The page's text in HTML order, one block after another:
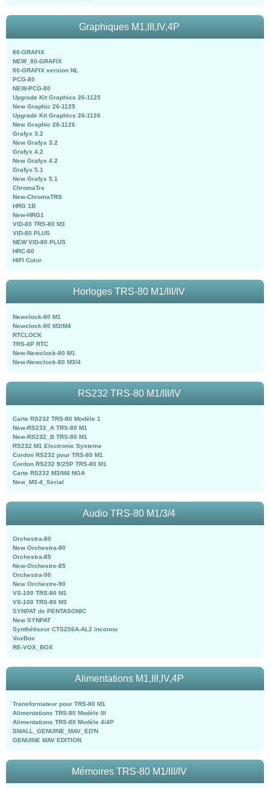
Graphiques M1,III,IV,4P
80-GRAFIX
NEW_80-GRAFIX
80-GRAFIX version NL
PCG-80
NEW-PCG-80
Upgrade Kit Graphics 26-1125
New Graphic 26-1125
Upgrade Kit Graphics 26-1126
New Graphic 26-1126
Grafyx 3.2
New Grafyx 3.2
Grafyx 4.2
New Grafyx 4.2
Grafyx 5.1
New Grafyx 5.1
ChromaTrs
New-ChromaTRS
HRG 1B
New-HRG1
VID-80 TRS-80 M3
VID-80 PLUS
NEW VID-80 PLUS
HRC-80
HIFI Color
Horloges TRS-80 M1/III/IV
Newclock-80 M1
Newclock-80 M3/M4
RTCLOCK
TRS-4P RTC
New-Newclock-80 M1
New-Newclock-80 M3/4
RS232 TRS-80 M1/III/IV
Carte RS232 TRS-80 Modèle 1
New-RS232_A TRS-80 M1
New-RS232_B TRS-80 M1
RS232 M1 Electronic Systeme
Cordon RS232 pour TRS-80 M1
Cordon RS232 9/25P TRS-80 M1
Carte RS232 M3/M4 NGA
New_M3-4_Serial
Audio TRS-80 M1/3/4
Orchestra-80
New Orchestra-80
Orchestra-85
New-Orchestre-85
Orchestra-90
New Orchestre-90
VS-100 TRS-80 M1
VS-100 TRS-80 M3
SYNPAT de PENTASONIC
New SYNPAT
Synthétiseur CTS256A-AL2 inconnu
VoxBox
RE-VOX_BOX
Alimentations M1,III,IV,4P
Transformateur pour TRS-80 M1
Alimentations TRS-80 Modèle III
Alimentations TRS-80 Modèle 4/4P
SMALL_GENUINE_MAV_ED'N
GENUINE MAV EDITION
Mémoires TRS-80 M1/III/IV